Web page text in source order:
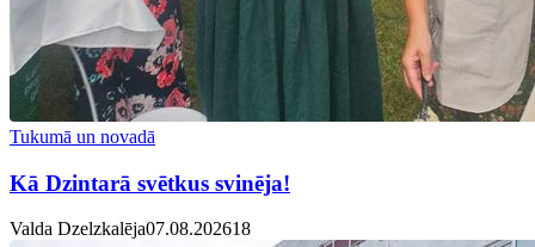
Tukumā un novadā
Kā Dzintarā svētkus svinēja!
Valda Dzelzkalēja07.08.202618